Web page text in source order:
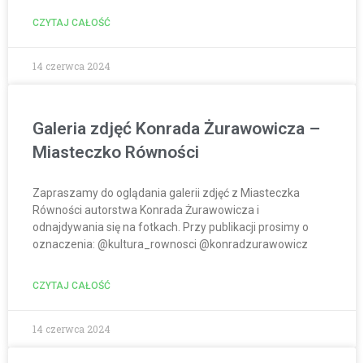
CZYTAJ CAŁOŚĆ
14 czerwca 2024
Galeria zdjęć Konrada Żurawowicza –
Miasteczko Równości
Zapraszamy do oglądania galerii zdjęć z Miasteczka
Równości autorstwa Konrada Żurawowicza i
odnajdywania się na fotkach. Przy publikacji prosimy o
oznaczenia: @kultura_rownosci @konradzurawowicz
CZYTAJ CAŁOŚĆ
14 czerwca 2024